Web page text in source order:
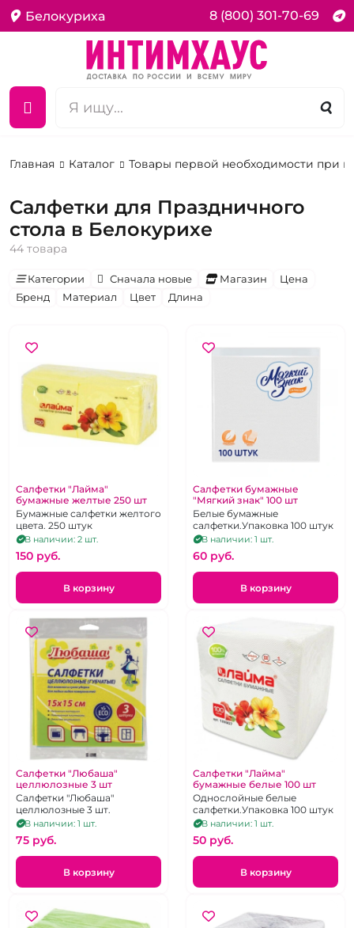
Белокуриха 8 (800) 301-70-69
Главная Каталог Товары первой необходимости при
Салфетки для Праздничного
стола в Белокурихе
44 товара
Категории Сначала новые Магазин
Цена
Бренд
Материал Цвет Длина
Салфетки "Лайма"
бумажные желтые 250 шт
Бумажные салфетки желтого
цвета. 250 штук
В наличии: 2 шт.
150 pуб.
В корзину
Салфетки бумажные
"Мягкий знак" 100 шт
Белые бумажные
салфетки.Упаковка 100 штук
В наличии: 1 шт.
60 pуб.
В корзину
Салфетки "Любаша"
целлюлозные 3 шт
Салфетки "Любаша"
целлюлозные 3 шт.
В наличии: 1 шт.
75 pуб.
В корзину
Салфетки "Лайма"
бумажные белые 100 шт
Однослойные белые
салфетки.Упаковка 100 штук
В наличии: 1 шт.
50 pуб.
В корзину